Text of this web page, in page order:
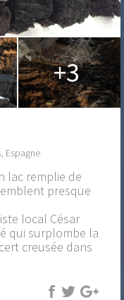
+3
Espagne
lac remplie de
presque
local César
qui surplombe la
creusée dans